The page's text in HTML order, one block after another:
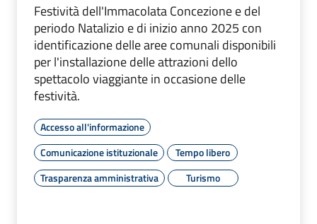
Festività dell'Immacolata Concezione e del
periodo Natalizio e di inizio anno 2025 con
identificazione delle aree comunali disponibili
per l'installazione delle attrazioni dello
spettacolo viaggiante in occasione delle
festività.
Accesso all'informazione
Comunicazione istituzionale
Tempo libero
Trasparenza amministrativa
Turismo